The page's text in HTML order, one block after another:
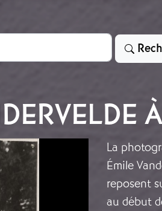
La
Émile
reposent
au début